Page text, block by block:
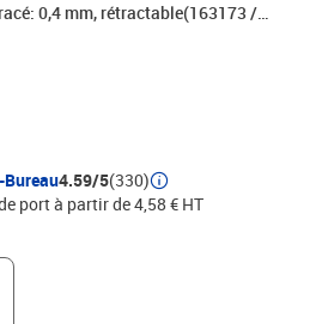
0,4 mm, rétractable(163173 /
NON CONTRACTUELLES
4.59/5(330)
port à partir de 4,58 € HT